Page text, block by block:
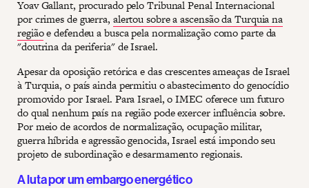
Yoav Gallant, procurado pelo Tribunal Penal Internacional
por crimes de guerra, alertou sobre a ascensão da Turquia na
regiãoe defendeu a busca pela normalização como parte da
"doutrina da periferia" de Israel.
Apesar da oposição retórica e das crescentes ameaças de Israel
à Turquia, o país ainda permitiu o abastecimento do genocídio
promovido por Israel. Para Israel, o IMEC oferece um futuro
do qual nenhum país na região pode exercer influência sobre.
Por meio de acordos de normalização, ocupação militar,
guerra híbrida e agressão genocida, Israel está impondo seu
projeto de subordinação e desarmamento regionais.
A luta por um embargo energético